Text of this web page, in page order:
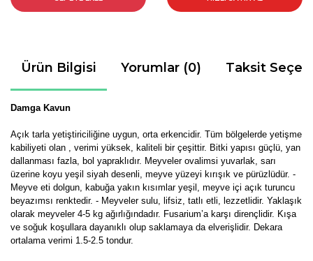
Ürün Bilgisi Yorumlar (0) Taksit
Damga Kavun
Açık tarla yetiştiriciliğine uygun, orta erkencidir. Tüm bölgelerde yetişme
kabiliyeti olan , verimi yüksek, kaliteli bir çeşittir. Bitki yapısı güçlü, yan
dallanması fazla, bol yapraklıdır. Meyveler ovalimsi yuvarlak, sarı
üzerine koyu yeşil siyah desenli, meyve yüzeyi kırışık ve pürüzlüdür. -
Meyve eti dolgun, kabuğa yakın kısımlar yeşil, meyve içi açık turuncu
beyazımsı renktedir. - Meyveler sulu, lifsiz, tatlı etli, lezzetlidir. Yaklaşık
olarak meyveler 4-5 kg ağırlığındadır. Fusarium’a karşı dirençlidir. Kışa
ve soğuk koşullara dayanıklı olup saklamaya da elverişlidir. Dekara
ortalama verimi 1.5-2.5 tondur.